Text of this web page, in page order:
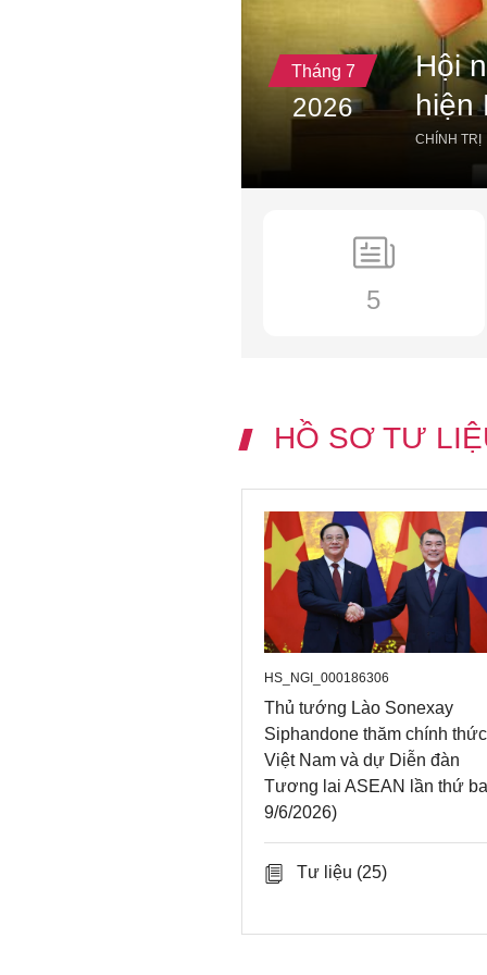
Tháng 7
2026
Hội
hiện
CHÍNH TRỊ
5
HỒ SƠ TƯ
HS_NGI_000186306
Thủ tướng Lào Sonexay
Siphandone thăm chính thức
Việt Nam và dự Diễn đàn
Tương lai ASEAN lần thứ
9/6/2026)
Tư liệu (25)